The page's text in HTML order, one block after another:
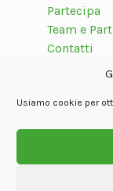
Usiamo cookie per
Partecipa
Team e
Contatti
Seguici su
© Associazione